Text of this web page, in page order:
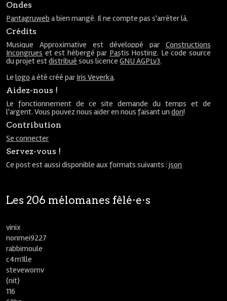
Ondes
Pantagruweb a bien mangé. Il ne compte pas s'arrêter là.
Crédits
Musique Approximative est développé par Constructions
Incongrues et est hébergé par Pastis Hosting. Le code source
du projet estdistribué sous licenceGNU AGPLv3.
Lelogo a été créé par Iris Veverka.
Aidez-nous !
Le fonctionnement de ce site demande du temps et de
l'argent. Vous pouvez nous aider en nous faisant undon!
Contribution
Se connecter
Servez-vous !
Ce post est aussi disponible aux formats suivants :json
Les 206 mélomanes fêlé⋅e⋅s
vinix
nonmei9227
rabbimoule
c4m1lle
stevewornv
(nit)
116